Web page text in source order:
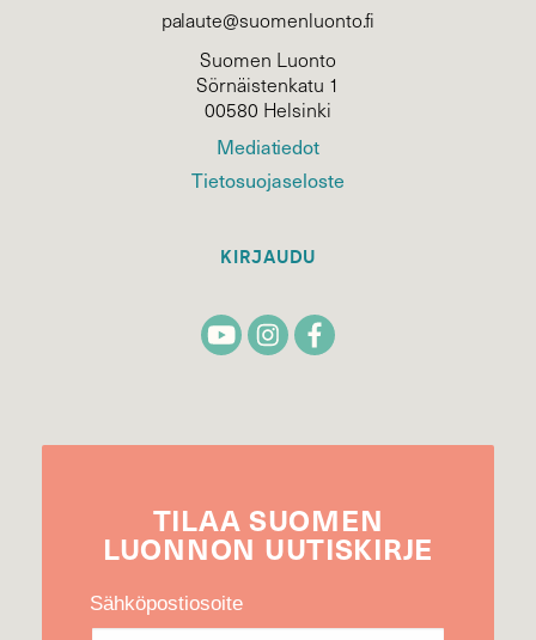
palaute@suomenluonto.fi
Suomen Luonto
Sörnäistenkatu 1
00580 Helsinki
Mediatiedot
Tietosuojaseloste
KIRJAUDU
TILAA SUOMEN
LUONNON UUTIS­KIRJE
Sähköpostiosoite